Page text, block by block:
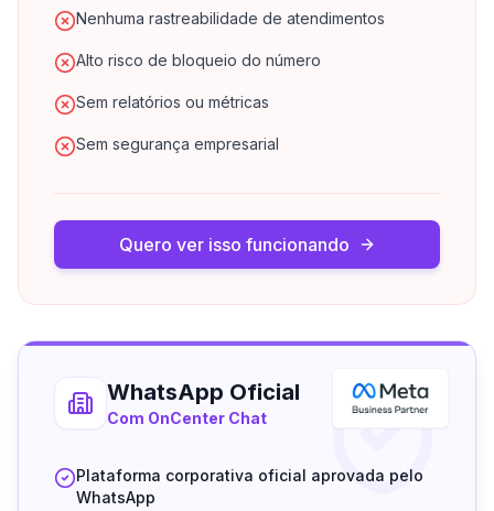
Nenhuma rastreabilidade de atendimentos
Alto risco de bloqueio do número
Sem relatórios ou métricas
Sem segurança empresarial
Quero ver isso funcionando
WhatsApp Oficial
Com OnCenter Chat
Plataforma corporativa oficial aprovada pelo
WhatsApp